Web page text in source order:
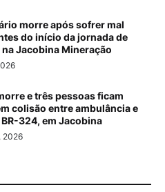
morre após sofrer mal
do início da jornada de
Jacobina Mineração
e três pessoas ficam
colisão entre ambulância e
324, em Jacobina
2026